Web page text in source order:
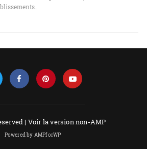
| Voir la version non-AMP
Powered by AMPforWP